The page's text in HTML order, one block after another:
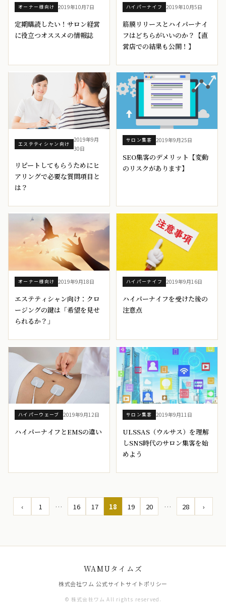
オーナー様向け 2019年10月7日
定期購読したい！サロン経営
に役立つオススメの情報誌
ハイパーナイフ 2019年10月5日
筋膜リリースとハイパーナイ
フはどちらがいいのか？【直
営店での結果も公開！】
エステティシャン向け
2019年9月
30日
リピートしてもらうためにヒ
アリングで必要な質問項目と
は？
サロン集客 2019年9月25日
SEO集客のデメリット【変動
のリスクがあります】
オーナー様向け 2019年9月18日
エステティシャン向け：クロ
ージングの鍵は「希望を見せ
られるか？」
ハイパーナイフ 2019年9月16日
ハイパーナイフを受けた後の
注意点
ハイパーウェーブ 2019年9月12日
ハイパーナイフとEMSの違い
サロン集客 2019年9月11日
ULSSAS（ウルサス）を理解
しSNS時代のサロン集客を始
めよう
‹ 1 … 16 17 18 19 20 … 28 ›
WAMUタイムズ
株式会社ワム 公式サイトサイトポリシー
© 株式会社ワム All rights reserved.